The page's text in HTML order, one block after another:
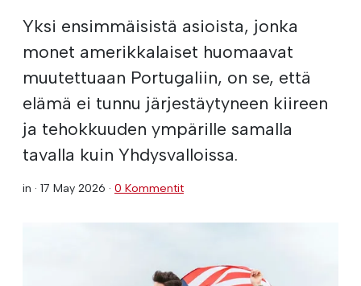
Yksi ensimmäisistä asioista, jonka
monet amerikkalaiset huomaavat
muutettuaan Portugaliin, on se, että
elämä ei tunnu järjestäytyneen kiireen
ja tehokkuuden ympärille samalla
tavalla kuin Yhdysvalloissa.
in · 17 May 2026 · 0 Kommentit